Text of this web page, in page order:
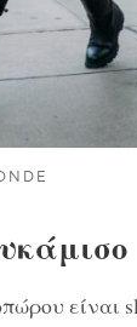
είναι